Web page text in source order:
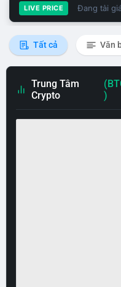
LIVE PRICE Đang tải
Tất cả Văn
Trung Tâm
Crypto
)